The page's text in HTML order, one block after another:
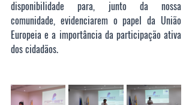
disponibilidade para, junto da nossa
comunidade, evidenciarem o papel da União
Europeia e a importância da participação ativa
dos cidadãos.